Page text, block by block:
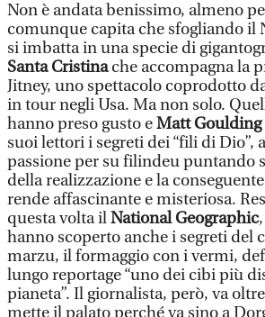
Non è andata benissimo, almeno
comunque capita che sfogliando il
si imbatta in una specie di
Santa Cristinache accompagna la
Jitney, uno spettacolo coprodotto
in tour negli Usa. Ma non solo.
hanno preso gusto eMatt Goulding
suoi lettori i segreti dei “fili di Dio”,
passione per su filindeu puntando
della realizzazione e la
rende affascinante e misteriosa.
questa volta ilNational Geographic
hanno scoperto anche i segreti del
marzu, il formaggio con i vermi,
lungo reportage “uno dei cibi più
pianeta”. Il giornalista, però, va
mette il palato perché va sino a